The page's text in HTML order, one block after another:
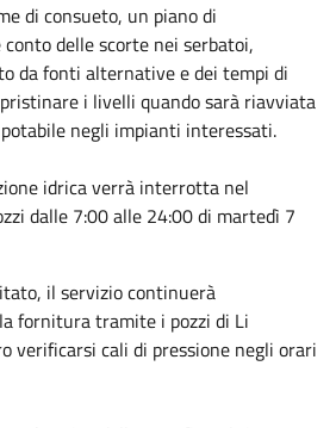
di consueto, un piano di
delle scorte nei serbatoi,
da fonti alternative e dei tempi di
i livelli quando sarà riavviata
negli impianti interessati.
idrica verrà interrotta nel
dalle 7:00 alle 24:00 di martedì 7
il servizio continuerà
fornitura tramite i pozzi di Li
verificarsi cali di pressione negli orari